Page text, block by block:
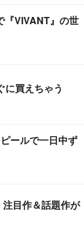
『VIVANT』の世
に買えちゃう
ールで一日中ず
目作＆話題作が